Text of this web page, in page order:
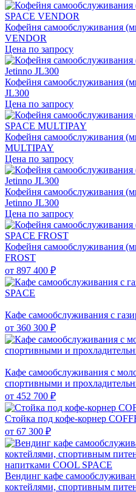
Кофейня самообслуживания
VENDOR
Цена по запросу
Кофейня самообслуживания
JL300
Цена по запросу
Кофейня самообслуживания
MULTIPAY
Цена по запросу
Кофейня самообслуживания
Jetinno JL300
Цена по запросу
Кофейня самообслуживания
FROST
от 897 400 ₽
Кафе самообслуживания с
от 360 300 ₽
Кафе самообслуживания с
спортивными и
от 452 700 ₽
Стойка под кофе-корнер
от 67 300 ₽
Вендинг кафе
коктейлями, спортивным